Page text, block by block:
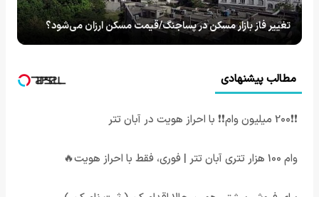
تغییر فاز بازار مسکن در پساجنگ/قیمت مسکن ارزان می‌شود؟
مطالب پیشنهادی
❗❗200 میلیون وام❗❗ با احراز هویت در آبان تتر
وام 100 هزار تتری آبان تتر | فوری، فقط با احراز هویت🔥